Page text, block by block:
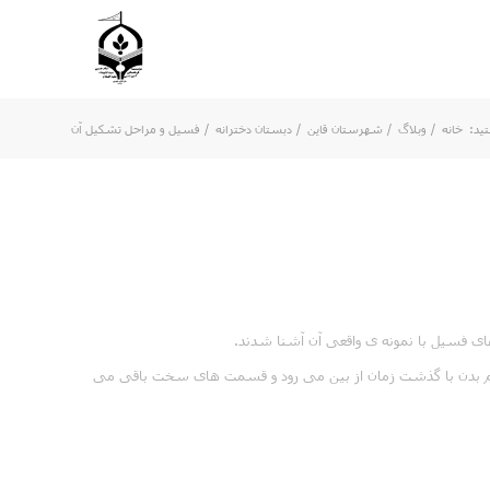
خانه / وبلاگ / شهرستان قاین / دبستان دخترانه / فسیل و مراحل تشکیل آن
فسیل با نمونه ی واقعی آن آشنا شدند.
بدن با گذشت زمان از بین می رود و قسمت های سخت باقی می